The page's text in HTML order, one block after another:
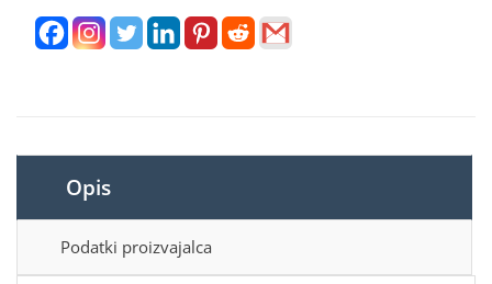
Opis
Podatki proizvajalca